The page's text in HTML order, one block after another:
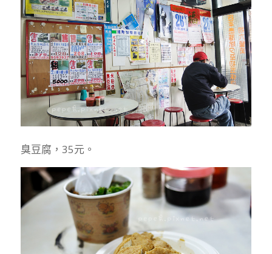
臭豆腐，35元。